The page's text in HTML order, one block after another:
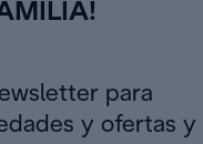
para
y ofertas y